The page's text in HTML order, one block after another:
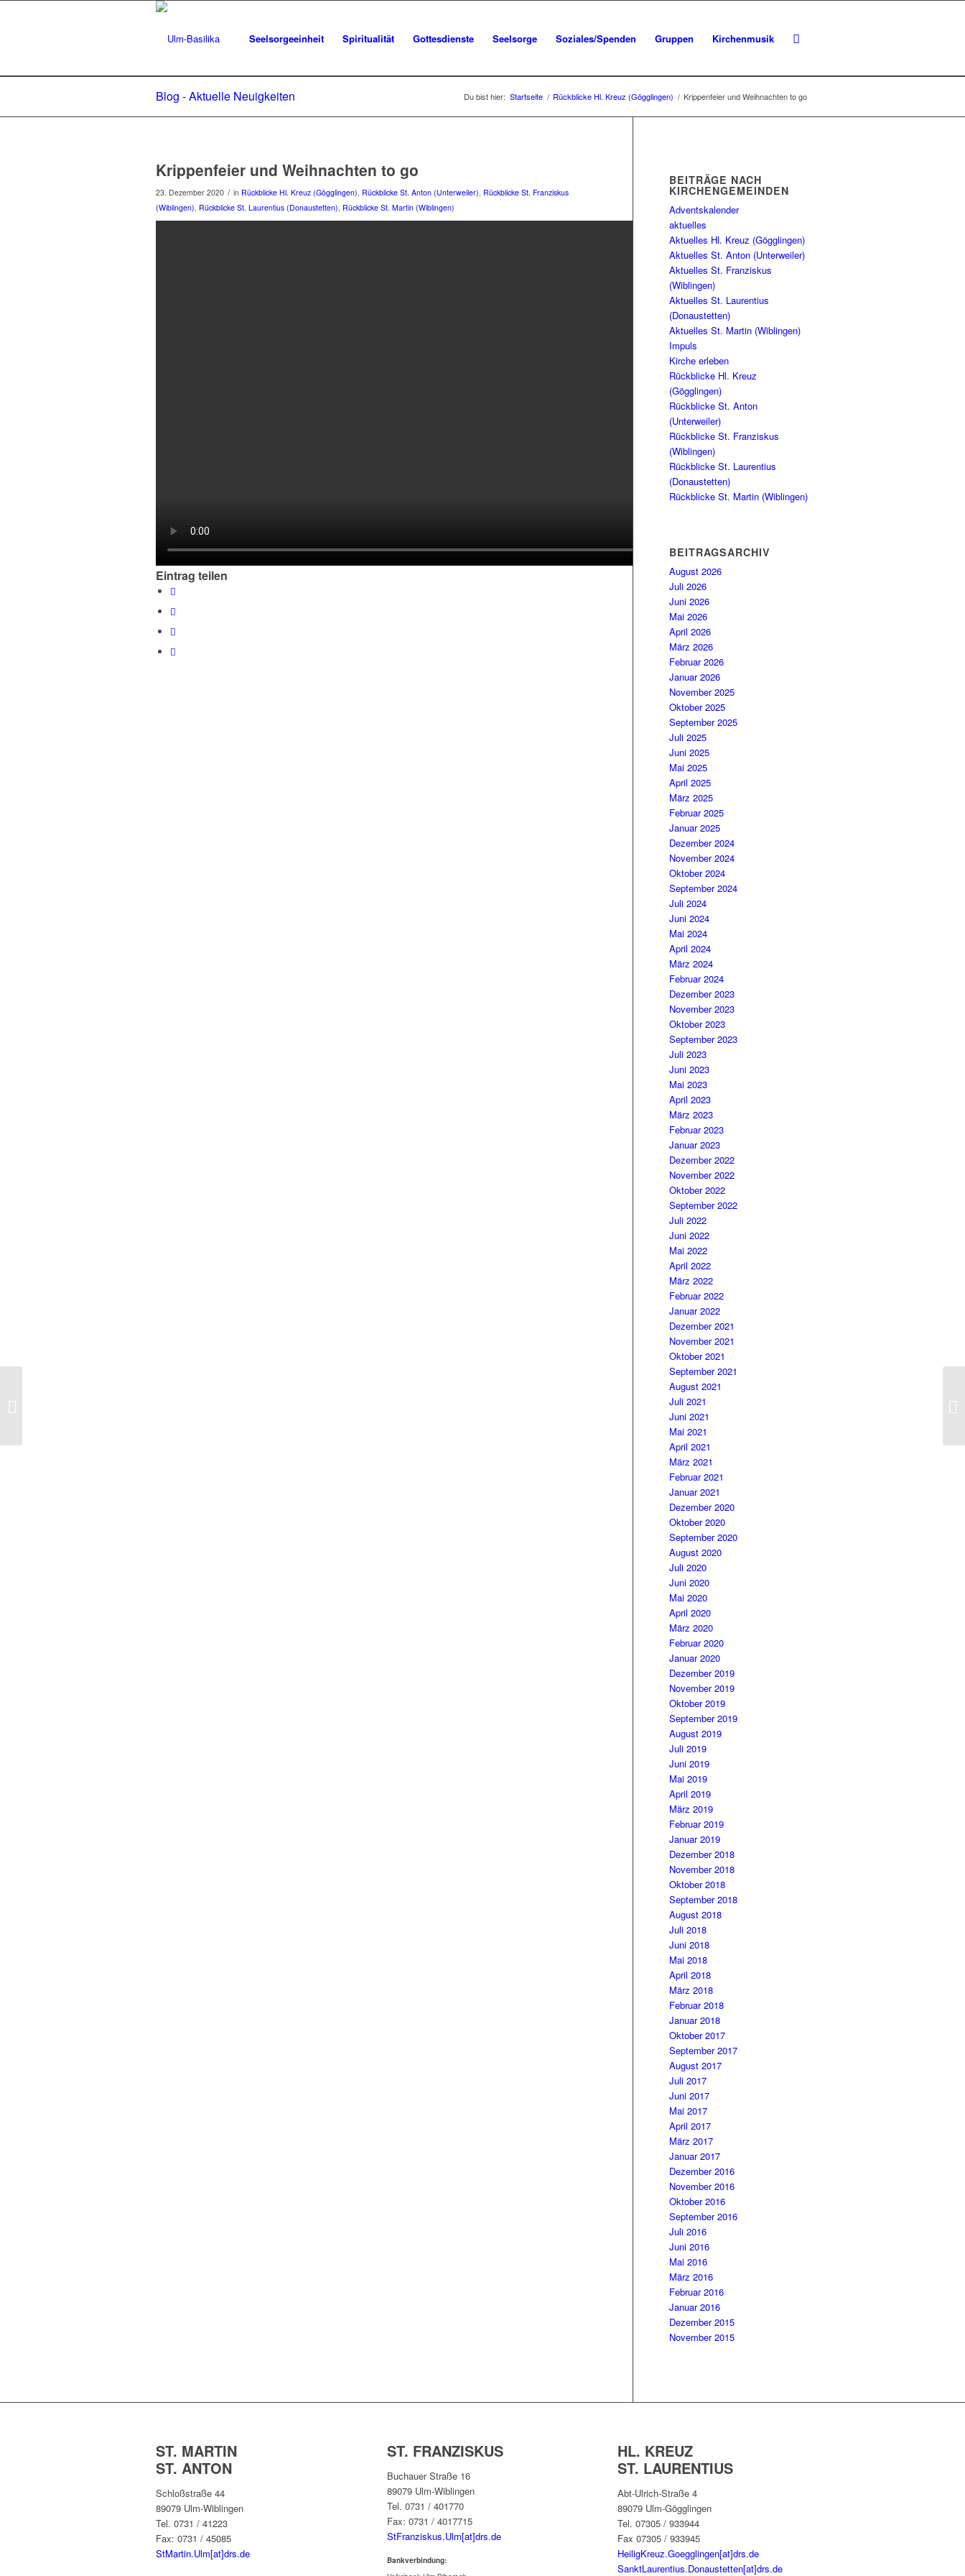
Seelsorgeeinheit Spiritualität Gottesdienste Seelsorge Soziales/Spenden Gruppen Kirchenmusik
Blog - Aktuelle Neuigkeiten Du bist hier: Startseite / Rückblicke Hl. Kreuz (Gögglingen) / Krippenfeier und Weihnachten to go
Krippenfeier und Weihnachten to go
23. Dezember 2020 / in Rückblicke Hl. Kreuz (Gögglingen), Rückblicke St. Anton (Unterweiler), Rückblicke St. Franziskus
(Wiblingen), Rückblicke St. Laurentius (Donaustetten), Rückblicke St. Martin (Wiblingen)
Eintrag teilen
BEITRÄGE NACH
KIRCHENGEMEINDEN
Adventskalender
aktuelles
Aktuelles Hl. Kreuz (Gögglingen)
Aktuelles St. Anton (Unterweiler)
Aktuelles St. Franziskus
(Wiblingen)
Aktuelles St. Laurentius
(Donaustetten)
Aktuelles St. Martin (Wiblingen)
Impuls
Kirche erleben
Rückblicke Hl. Kreuz
(Gögglingen)
Rückblicke St. Anton
(Unterweiler)
Rückblicke St. Franziskus
(Wiblingen)
Rückblicke St. Laurentius
(Donaustetten)
Rückblicke St. Martin (Wiblingen)
BEITRAGSARCHIV
August 2026
Juli 2026
Juni 2026
Mai 2026
April 2026
März 2026
Februar 2026
Januar 2026
November 2025
Oktober 2025
September 2025
Juli 2025
Juni 2025
Mai 2025
April 2025
März 2025
Februar 2025
Januar 2025
Dezember 2024
November 2024
Oktober 2024
September 2024
Juli 2024
Juni 2024
Mai 2024
April 2024
März 2024
Februar 2024
Dezember 2023
November 2023
Oktober 2023
September 2023
Juli 2023
Juni 2023
Mai 2023
April 2023
März 2023
Februar 2023
Januar 2023
Dezember 2022
November 2022
Oktober 2022
September 2022
Juli 2022
Juni 2022
Mai 2022
April 2022
März 2022
Februar 2022
Januar 2022
Dezember 2021
November 2021
Oktober 2021
September 2021
August 2021
Juli 2021
Juni 2021
Mai 2021
April 2021
März 2021
Februar 2021
Januar 2021
Dezember 2020
Oktober 2020
September 2020
August 2020
Juli 2020
Juni 2020
Mai 2020
April 2020
März 2020
Februar 2020
Januar 2020
Dezember 2019
November 2019
Oktober 2019
September 2019
August 2019
Juli 2019
Juni 2019
Mai 2019
April 2019
März 2019
Februar 2019
Januar 2019
Dezember 2018
November 2018
Oktober 2018
September 2018
August 2018
Juli 2018
Juni 2018
Mai 2018
April 2018
März 2018
Februar 2018
Januar 2018
Oktober 2017
September 2017
August 2017
Juli 2017
Juni 2017
Mai 2017
April 2017
März 2017
Januar 2017
Dezember 2016
November 2016
Oktober 2016
September 2016
Juli 2016
Juni 2016
Mai 2016
März 2016
Februar 2016
Januar 2016
Dezember 2015
November 2015
ST. MARTIN
ST. ANTON
Schloßstraße 44
89079 Ulm-Wiblingen
Tel. 0731 / 41223
Fax: 0731 / 45085
StMartin.Ulm[at]drs.de
ST. FRANZISKUS
Buchauer Straße 16
89079 Ulm-Wiblingen
Tel. 0731 / 401770
Fax: 0731 / 4017715
StFranziskus.Ulm[at]drs.de
Bankverbindung:
HL. KREUZ
ST. LAURENTIUS
Abt-Ulrich-Straße 4
89079 Ulm-Gögglingen
Tel. 07305 / 933944
Fax 07305 / 933945
HeiligKreuz.Goegglingen[at]drs.de
SanktLaurentius.Donaustetten[at]drs.de